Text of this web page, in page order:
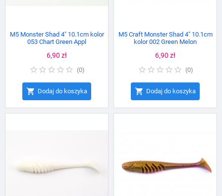
M5 Monster Shad 4" 10.1cm kolor
053 Chart Green Appl
Cena
6,90 zł
(0)
 Dodaj do koszyka
M5 Craft Monster Shad 4" 10.1cm
kolor 002 Green Melon
Cena
6,90 zł
(0)
 Dodaj do koszyka